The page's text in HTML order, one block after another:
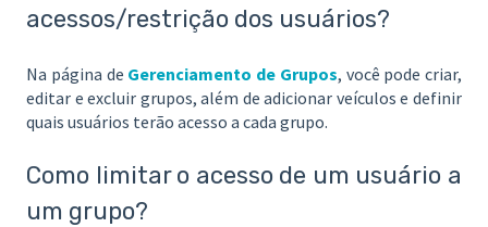
acessos/restrição dos usuários?
Na página de Gerenciamento de Grupos, você pode criar,
editar e excluir grupos, além de adicionar veículos e definir
quais usuários terão acesso a cada grupo.
Como limitar o acesso de um usuário a
um grupo?